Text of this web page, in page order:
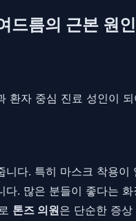
드름의 근본 원
자 중심 진료 성인이
다. 특히 마스크 착용
. 많은 분들이 좋다는
톤즈 의원은 단순한 증